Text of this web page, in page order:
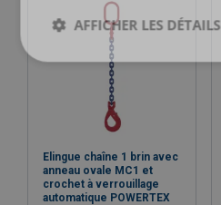
(+25 % CMU)
Coefficient de sécurité:
Grade:
Elingue chaîne 1 brin avec
anneau ovale MC1 et
crochet à verrouillage
automatique POWERTEX
AFFICHER LES DÉTAILS